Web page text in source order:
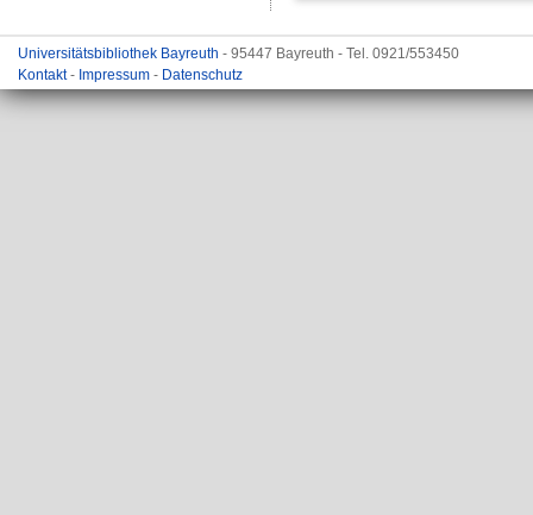
Universitätsbibliothek Bayreuth - 95447 Bayreuth - Tel. 0921/553450
Kontakt- Impressum - Datenschutz